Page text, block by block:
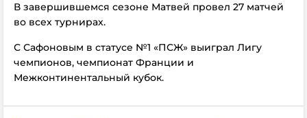
В завершившемся сезоне Матвей провел 27 матчей
во всех турнирах.
С Сафоновым в статусе №1 «ПСЖ» выиграл Лигу
чемпионов, чемпионат Франции и
Межконтинентальный кубок.